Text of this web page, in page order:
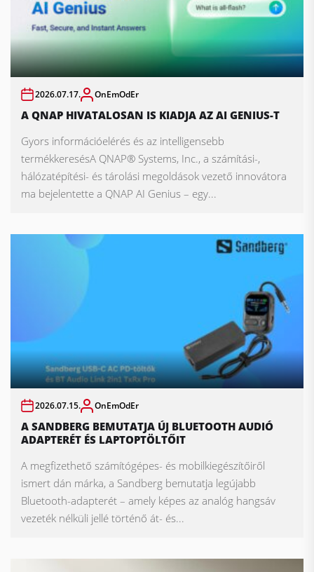
2026.07.17. OnEmOdEr
A QNAP HIVATALOSAN IS KIADJA AZ AI GENIUS-T
Gyors információelérés és az intelligensebb
termékkeresésA QNAP® Systems, Inc., a számítási-,
hálózatépítési- és tárolási megoldások vezető innovátora
ma bejelentette a QNAP AI Genius – egy...
2026.07.15. OnEmOdEr
A SANDBERG BEMUTATJA ÚJ BLUETOOTH AUDIÓ
ADAPTERÉT ÉS LAPTOPTÖLTŐIT
A megfizethető számítógépes- és mobilkiegészítőiről
ismert dán márka, a Sandberg bemutatja legújabb
Bluetooth-adapterét – amely képes az analóg hangsáv
vezeték nélküli jellé történő át- és...